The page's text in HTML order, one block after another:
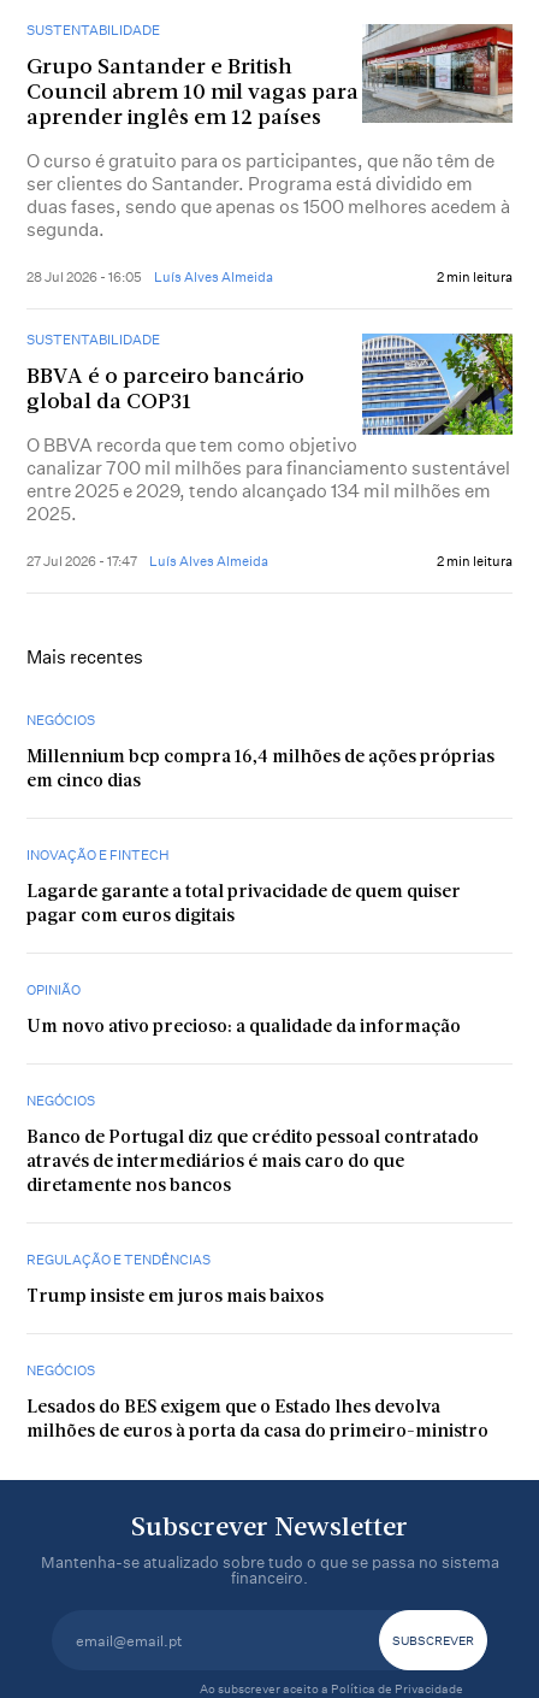
SUSTENTABILIDADE
Grupo Santander e British
Council abrem 10 mil vagas para
aprender inglês em 12 países
O curso é gratuito para os participantes, que não têm de
ser clientes do Santander. Programa está dividido em
duas fases, sendo que apenas os 1500 melhores acedem à
segunda.
28 Jul 2026 - 16:05 Luís Alves Almeida 2 min leitura
SUSTENTABILIDADE
BBVA é o parceiro bancário
global da COP31
O BBVA recorda que tem como objetivo
canalizar 700 mil milhões para financiamento sustentável
entre 2025 e 2029, tendo alcançado 134 mil milhões em
2025.
27 Jul 2026 - 17:47 Luís Alves Almeida 2 min leitura
Mais recentes
NEGÓCIOS
Millennium bcp compra 16,4 milhões de ações próprias
em cinco dias
INOVAÇÃO E FINTECH
Lagarde garante a total privacidade de quem quiser
pagar com euros digitais
OPINIÃO
Um novo ativo precioso: a qualidade da informação
NEGÓCIOS
Banco de Portugal diz que crédito pessoal contratado
através de intermediários é mais caro do que
diretamente nos bancos
REGULAÇÃO E TENDÊNCIAS
Trump insiste em juros mais baixos
NEGÓCIOS
Lesados do BES exigem que o Estado lhes devolva
milhões de euros à porta da casa do primeiro-ministro
Subscrever Newsletter
Mantenha-se atualizado sobre tudo o que se passa no sistema
financeiro.
Ao subscrever aceito a Política de Privacidade